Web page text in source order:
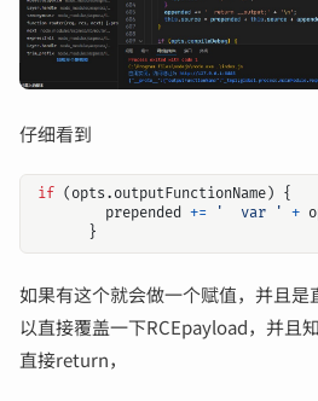
仔细看到
if ( opts . outputFunctionName ) {
prepended += '  var ' +
}
如果有这个就会做一个赋值，并且
以直接覆盖一下RCEpayload，并且
直接return，